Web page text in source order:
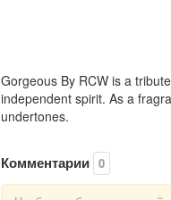
Gorgeous By RCW is a
independent spirit. As a
undertones.
Комментарии 0